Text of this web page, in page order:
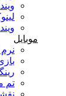
موبایل
نرم
تم